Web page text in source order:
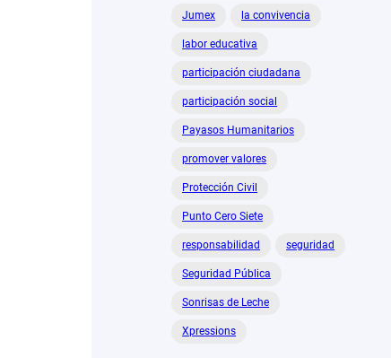
Jumex la convivencia
labor educativa
participación ciudadana
participación social
Payasos Humanitarios
promover valores
Protección Civil
Punto Cero Siete
responsabilidad seguridad
Seguridad Pública
Sonrisas de Leche
Xpressions